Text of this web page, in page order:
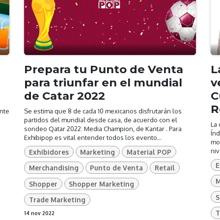
Prepara tu Punto de Venta
para triunfar en el mundial
de Catar 2022
Se estima que 8 de cada 10 mexicanos disfrutarán los
partidos del mundial desde casa, de acuerdo con el
sondeo Qatar 2022: Media Champion, de Kantar . Para
Exhibipop es vital entender todos los evento...
Exhibidores Marketing
Material POP
Merchandising
Punto de Venta
Retail
Shopper
Shopper Marketing
Trade Marketing
14 nov 2022
La